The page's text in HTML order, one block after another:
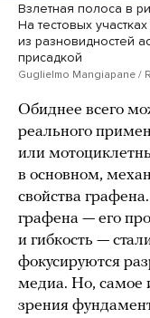
Взлетная полоса в
На тестовых
из разновидностей
присадкой
Guglielmo Mangiapane /
Обиднее всего
реального
или
в основном,
свойства
графена — его
и гибкость —
фокусируются
медиа. Но, самое
зрения